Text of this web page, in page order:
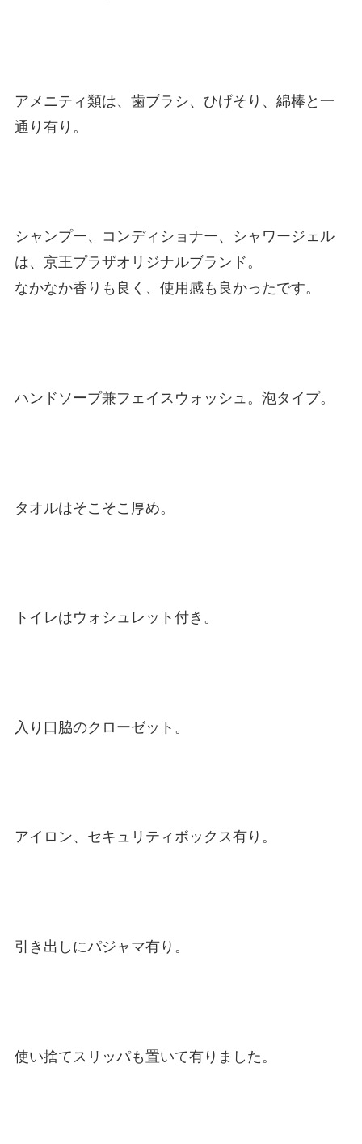
アメニティ類は、歯ブラシ、ひげそり、綿棒と一
通り有り。
シャンプー、コンディショナー、シャワージェル
は、京王プラザオリジナルブランド。
なかなか香りも良く、使用感も良かったです。
ハンドソープ兼フェイスウォッシュ。泡タイプ。
タオルはそこそこ厚め。
トイレはウォシュレット付き。
入り口脇のクローゼット。
アイロン、セキュリティボックス有り。
引き出しにパジャマ有り。
使い捨てスリッパも置いて有りました。